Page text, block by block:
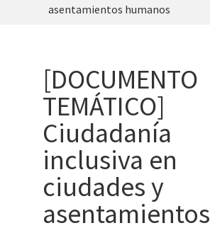
asentamientos humanos
[DOCUMENTO
TEMÁTICO]
Ciudadanía
inclusiva en
ciudades y
asentamientos